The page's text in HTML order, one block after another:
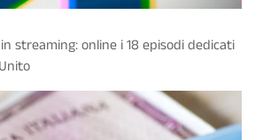
in streaming: online i 18 episodi dedicati